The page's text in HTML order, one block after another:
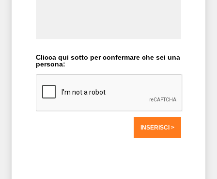
Clicca qui sotto per confermare che sei una
persona: